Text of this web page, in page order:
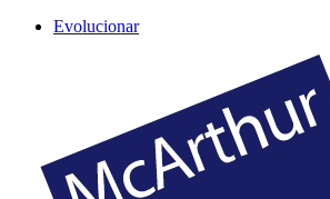
Evolucionar